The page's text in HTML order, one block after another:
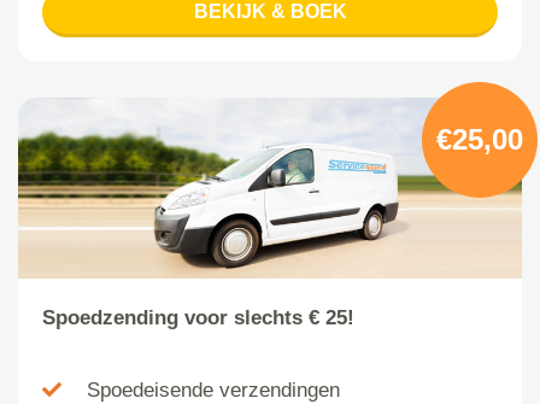
BEKIJK & BOEK
€25,00
Spoedzending voor slechts € 25!
Spoedeisende verzendingen